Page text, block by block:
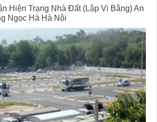
Hiện Trạng Nhà Đất (Lập Vi Bằng) An
Ngọc Hà Hà Nội